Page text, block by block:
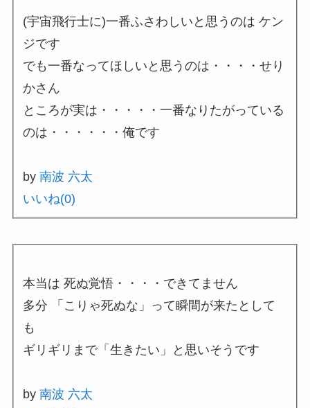
(宇宙飛行士に)一番ふさわしいと思うのは ケン
ジです
でも一番なってほしいと思うのは・・・・せり
かさん
ところが実は・・・・・一番なりたがっている
のは・・・・・・俺です
by南波 六太
いいね(0)
本当は 死ぬ覚悟・・・・できてません
多分 「こりゃ死ぬな」って瞬間が来たとして
も
ギリギリまで「生きたい」と思いそうです
by南波 六太